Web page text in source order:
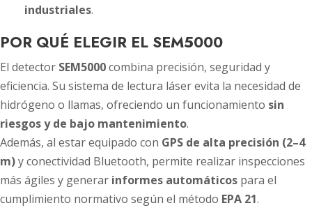
industriales.
POR QUÉ ELEGIR EL SEM5000
El detector SEM5000combina precisión, seguridad y
eficiencia. Su sistema de lectura láser evita la necesidad de
hidrógeno o llamas, ofreciendo un funcionamiento sin
riesgos y de bajo mantenimiento.
Además, al estar equipado con GPS de alta precisión (2–4
m)y conectividad Bluetooth, permite realizar inspecciones
más ágiles y generar informes automáticos para el
cumplimiento normativo según el método EPA 21.